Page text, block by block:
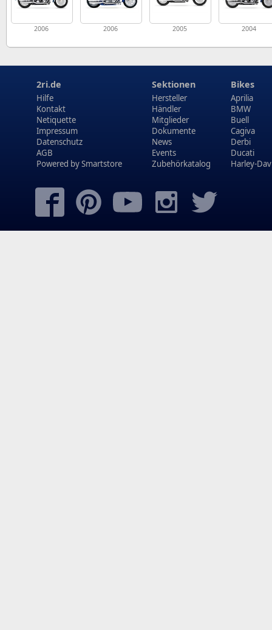
2006 2006 2005 2004
2ri.de
Hilfe
Kontakt
Netiquette
Impressum
Datenschutz
AGB
Powered bySmartstore
Sektionen
Hersteller
Händler
Mitglieder
Dokumente
News
Events
Zubehörkatalog
Bikes
Aprilia
BMW
Buell
Cagiva
Derbi
Ducati
Harley-